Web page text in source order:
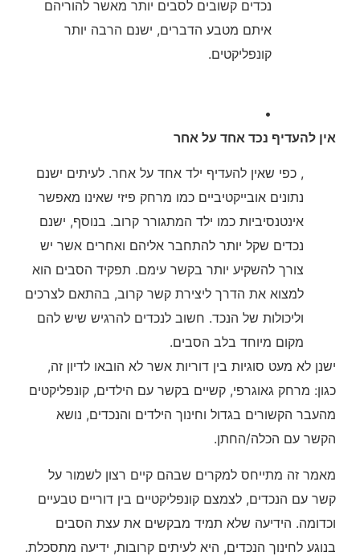
נכדים קשובים לסבים יותר מאשר להוריהם
איתם מטבע הדברים, ישנם הרבה יותר
קונפליקטים.
•
אין להעדיף נכד אחד על אחר
, כפי שאין להעדיף ילד אחד על אחר. לעיתים ישנם
נתונים אובייקטיביים כמו מרחק פיזי שאינו מאפשר
אינטנסיביות כמו ילד המתגורר קרוב. בנוסף, ישנם
נכדים שקל יותר להתחבר אליהם ואחרים אשר יש
צורך להשקיע יותר בקשר עימם. תפקיד הסבים הוא
למצוא את הדרך ליצירת קשר קרוב, בהתאם לצרכים
וליכולות של הנכד. חשוב לנכדים להרגיש שיש להם
מקום מיוחד בלב הסבים.
ישנן לא מעט סוגיות בין דוריות אשר לא הובאו לדיון זה,
כגון: מרחק גאוגרפי, קשיים בקשר עם הילדים, קונפליקטים
מהעבר הקשורים בגדול וחינוך הילדים והנכדים, נושא
הקשר עם הכלה/החתן.
מאמר זה מתייחס למקרים שבהם קיים רצון לשמור על
קשר עם הנכדים, לצמצם קונפליקטיים בין דוריים טבעיים
וכדומה. הידיעה שלא תמיד מבקשים את עצת הסבים
בנוגע לחינוך הנכדים, היא לעיתים קרובות, ידיעה מתסכלת.